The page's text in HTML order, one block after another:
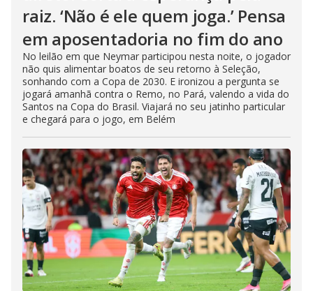
raiz. ‘Não é ele quem joga.’ Pensa
em aposentadoria no fim do ano
No leilão em que Neymar participou nesta noite, o jogador
não quis alimentar boatos de seu retorno à Seleção,
sonhando com a Copa de 2030. E ironizou a pergunta se
jogará amanhã contra o Remo, no Pará, valendo a vida do
Santos na Copa do Brasil. Viajará no seu jatinho particular
e chegará para o jogo, em Belém